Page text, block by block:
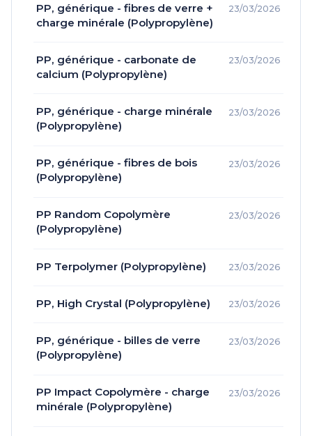
PP, générique - fibres de verre +
charge minérale (Polypropylène)
23/03/2026
PP, générique - carbonate de
calcium (Polypropylène)
23/03/2026
PP, générique - charge minérale
(Polypropylène)
23/03/2026
PP, générique - fibres de bois
(Polypropylène)
23/03/2026
PP Random Copolymère
(Polypropylène)
23/03/2026
PP Terpolymer (Polypropylène) 23/03/2026
PP, High Crystal (Polypropylène) 23/03/2026
PP, générique - billes de verre
(Polypropylène)
23/03/2026
PP Impact Copolymère - charge
minérale (Polypropylène)
23/03/2026